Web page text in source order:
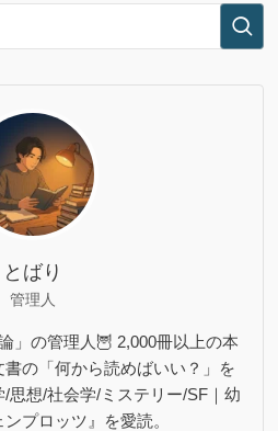
とばり
管理人
」の管理人🦉 2,000冊以上の本
の「何から読めばいい？」を
思想/社会学/ミステリー/SF｜幼
プロッツ』を愛読。